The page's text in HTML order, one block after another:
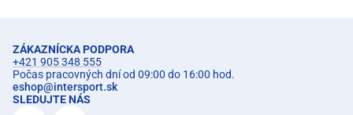
ZÁKAZNÍCKA PODPORA
+421 905 348 555
Počas pracovných dní od 09:00 do 16:00 hod.
eshop@intersport.sk
SLEDUJTE NÁS